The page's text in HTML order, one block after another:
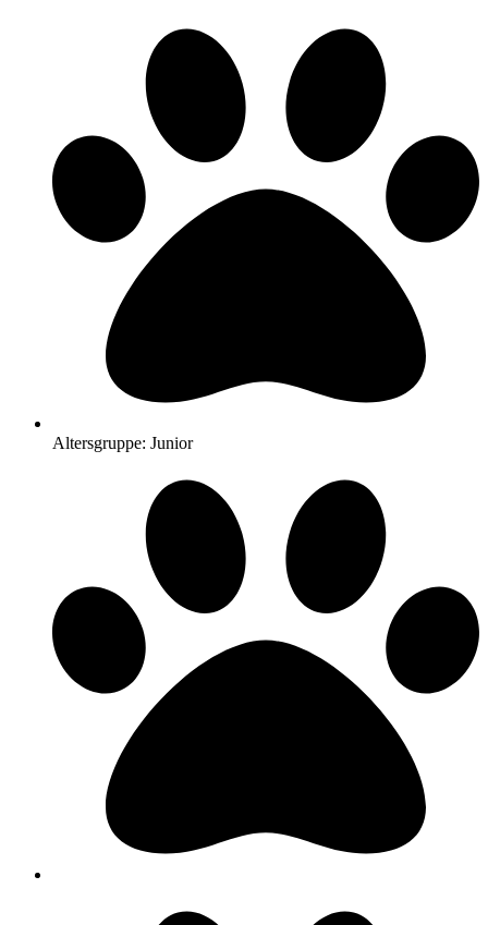
Altersgruppe: Junior